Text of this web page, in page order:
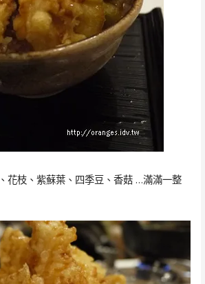
花枝、紫蘇葉、四季豆、香菇 …滿滿一整